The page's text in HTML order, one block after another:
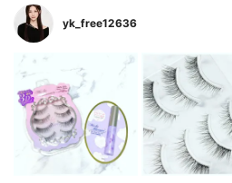
yk_free12636